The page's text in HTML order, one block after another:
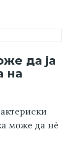
да ја
на
може да нè